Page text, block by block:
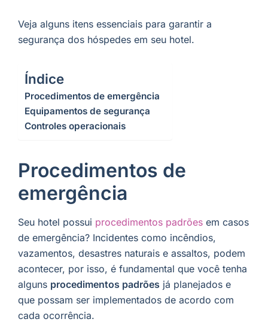
Veja alguns itens essenciais para garantir a
segurança dos hóspedes em seu hotel.
Índice
Procedimentos de emergência
Equipamentos de segurança
Controles operacionais
Procedimentos de
emergência
Seu hotel possui procedimentos padrões em casos
de emergência? Incidentes como incêndios,
vazamentos, desastres naturais e assaltos, podem
acontecer, por isso, é fundamental que você tenha
alguns procedimentos padrões já planejados e
que possam ser implementados de acordo com
cada ocorrência.